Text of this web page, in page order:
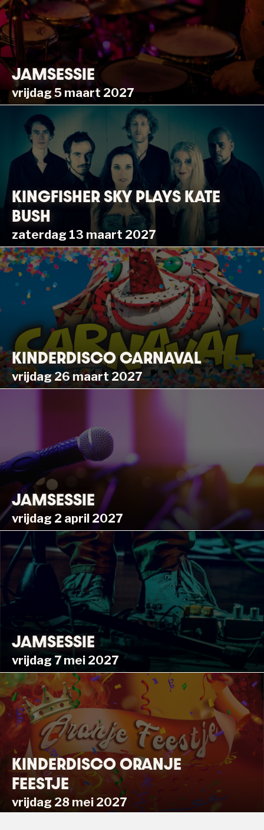
JAMSESSIE
vrijdag 5 maart 2027
KINGFISHER SKY PLAYS KATE
BUSH
zaterdag 13 maart 2027
KINDERDISCO CARNAVAL
vrijdag 26 maart 2027
JAMSESSIE
vrijdag 2 april 2027
JAMSESSIE
vrijdag 7 mei 2027
KINDERDISCO ORANJE
FEESTJE
vrijdag 28 mei 2027